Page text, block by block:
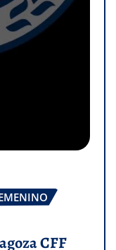
CFF